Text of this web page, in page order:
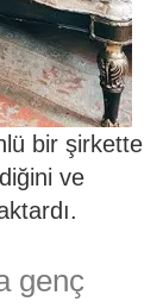
bir şirkette
ve
genç